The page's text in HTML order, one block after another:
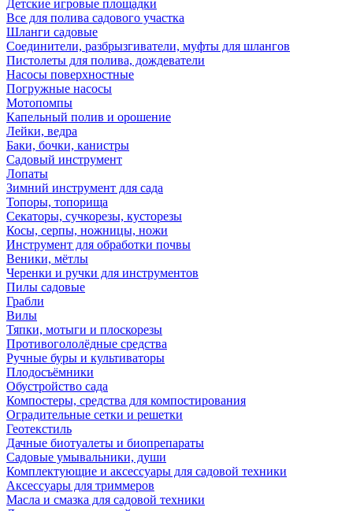
Детские игровые площадки
Все для полива садового участка
Шланги садовые
Соединители, разбрызгиватели, муфты для шлангов
Пистолеты для полива, дождеватели
Насосы поверхностные
Погружные насосы
Мотопомпы
Капельный полив и орошение
Лейки, ведра
Баки, бочки, канистры
Садовый инструмент
Лопаты
Зимний инструмент для сада
Топоры, топорища
Секаторы, сучкорезы, кусторезы
Косы, серпы, ножницы, ножи
Инструмент для обработки почвы
Веники, мётлы
Черенки и ручки для инструментов
Пилы садовые
Грабли
Вилы
Тяпки, мотыги и плоскорезы
Противогололёдные средства
Ручные буры и культиваторы
Плодосъёмники
Обустройство сада
Компостеры, средства для компостирования
Оградительные сетки и решетки
Геотекстиль
Дачные биотуалеты и биопрепараты
Садовые умывальники, души
Комплектующие и аксессуары для садовой техники
Аксессуары для триммеров
Масла и смазка для садовой техники